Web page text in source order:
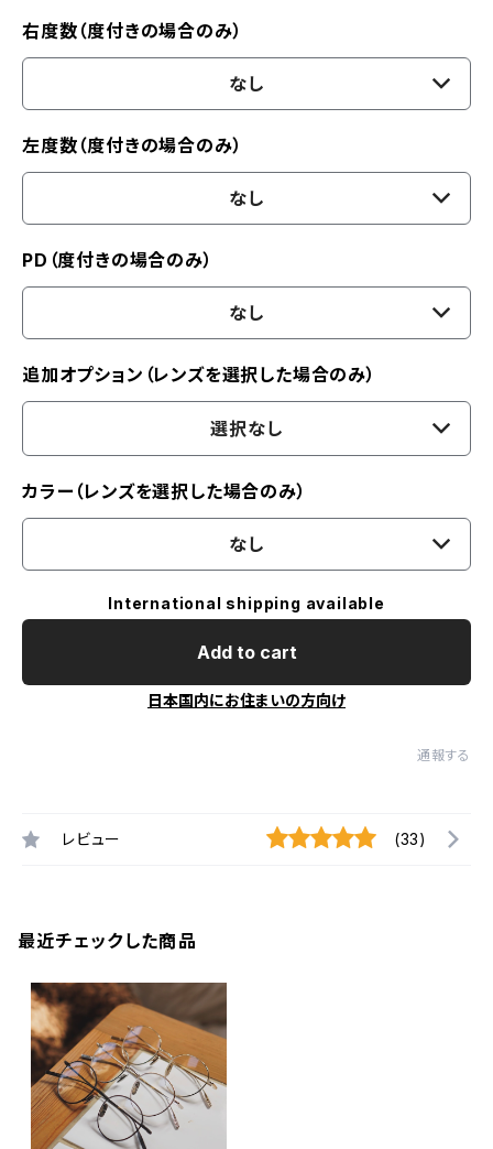
右度数（度付きの場合のみ）
なし
左度数（度付きの場合のみ）
なし
PD（度付きの場合のみ）
なし
追加オプション（レンズを選択した場合のみ）
選択なし
カラー（レンズを選択した場合のみ）
なし
International shipping available
Add to cart
日本国内にお住まいの方向け
通報する
レビュー (33)
最近チェックした商品